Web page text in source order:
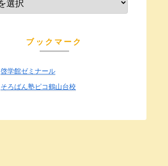
ブックマーク
啓学館ゼミナール
そろばん塾ピコ鶴山台校